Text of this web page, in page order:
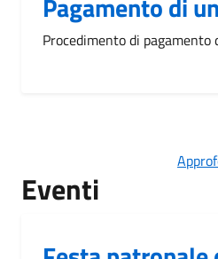
Procedimento di pagamento
Eventi